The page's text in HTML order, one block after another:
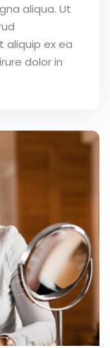
aliqua. Ut
aliquip ex ea
dolor in